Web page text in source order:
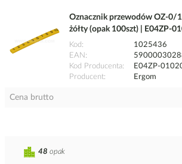
Oznacznik przewodów OZ-0/
żółty (opak 100szt) | E04ZP-
Kod
1025436
EAN
Kod Producenta
E04ZP-
Producent
Ergom
Cena brutto
48 opak